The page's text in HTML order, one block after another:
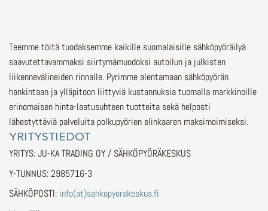
Teemme töitä tuodaksemme kaikille suomalaisille sähköpyöräilyä
saavutettavammaksi siirtymämuodoksi autoilun ja julkisten
liikennevälineiden rinnalle. Pyrimme alentamaan sähköpyörän
hankintaan ja ylläpitoon liittyviä kustannuksia tuomalla markkinoille
erinomaisen hinta-laatusuhteen tuotteita sekä helposti
lähestyttäviä palveluita polkupyörien elinkaaren maksimoimiseksi.
YRITYSTIEDOT
YRITYS: JU-KA TRADING OY / SÄHKÖPYÖRÄKESKUS
Y-TUNNUS: 2985716-3
SÄHKÖPOSTI: info(at)sahkopyorakeskus.fi